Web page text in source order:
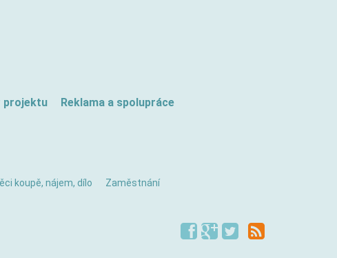
projektu Reklama a spolupráce
koupě, nájem, dílo Zaměstnání